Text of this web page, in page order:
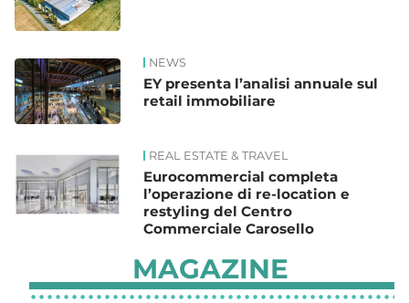
NEWS
EY presenta l’analisi annuale sul
retail immobiliare
REAL ESTATE & TRAVEL
Eurocommercial completa
l’operazione di re-location e
restyling del Centro
Commerciale Carosello
MAGAZINE